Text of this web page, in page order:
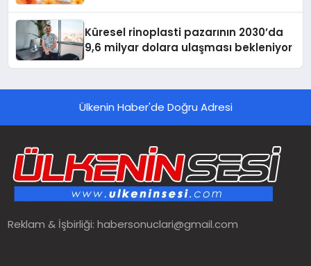
Küresel rinoplasti pazarının 2030’da
9,6 milyar dolara ulaşması bekleniyor
Ülkenin Haber'de Doğru Adresi
Reklam & İşbirliği:habersonuclari@gmail.com